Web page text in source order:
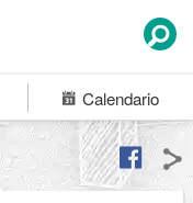
Calendario